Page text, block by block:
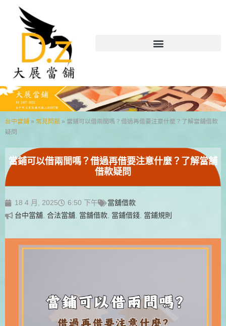
台中當舖 » 常見問題 » 當鋪可以借兩間嗎？借過再借要注意什麼？了解當舖借款
疑問
當鋪可以借兩間嗎？借過再借要注意什麼？了解當舖
借款疑問
18 4 月, 2025 6:50 下午
當舖借款
台中當舖, 合法當舖, 當舖借款, 當鋪借錢, 當鋪規則